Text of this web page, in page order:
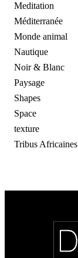
Meditation
Méditerranée
Monde animal
Nautique
Noir & Blanc
Paysage
Shapes
Space
texture
Tribus Africaines